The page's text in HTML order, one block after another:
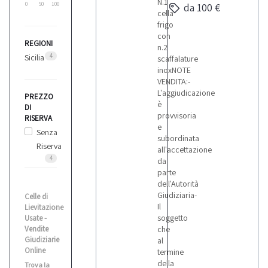
0 50 100
REGIONI
Sicilia 4
PREZZO
DI
RISERVA
Senza
Riserva
4
Celle di
Lievitazione
Usate -
Vendite
Giudiziarie
Online
Trova la
cella
frigo
con
n.2
scaffalature
inoxNOTE
VENDITA:-
L'aggiudicazione
è
provvisoria
e
subordinata
all'accettazione
da
parte
dell'Autorità
Giudiziaria-
Il
soggetto
che
al
termine
della
da 100 €